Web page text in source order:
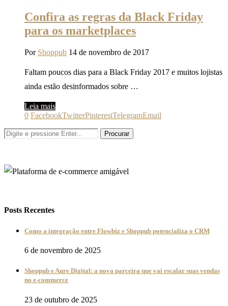
Confira as regras da Black Friday
para os marketplaces
Por Shoppub 14 de novembro de 2017
Faltam poucos dias para a Black Friday 2017 e muitos lojistas
ainda estão desinformados sobre …
Leia mais
0 FacebookTwitterPinterestTelegramEmail
Posts Recentes
Como a integração entre Flowbiz e Shoppub potencializa o CRM
6 de novembro de 2025
Shoppub e Aure Digital: a nova parceira que vai escalar suas vendas
no e-commerce
23 de outubro de 2025